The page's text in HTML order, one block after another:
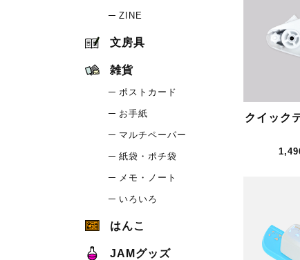
クイック
ZINE
文房具
雑貨
ポストカード
お手紙
マルチペーパー
紙袋・ポチ袋
メモ・ノート
いろいろ
はんこ
JAMグッズ